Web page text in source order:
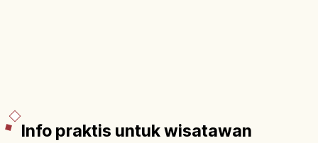
Info praktis untuk wisatawan